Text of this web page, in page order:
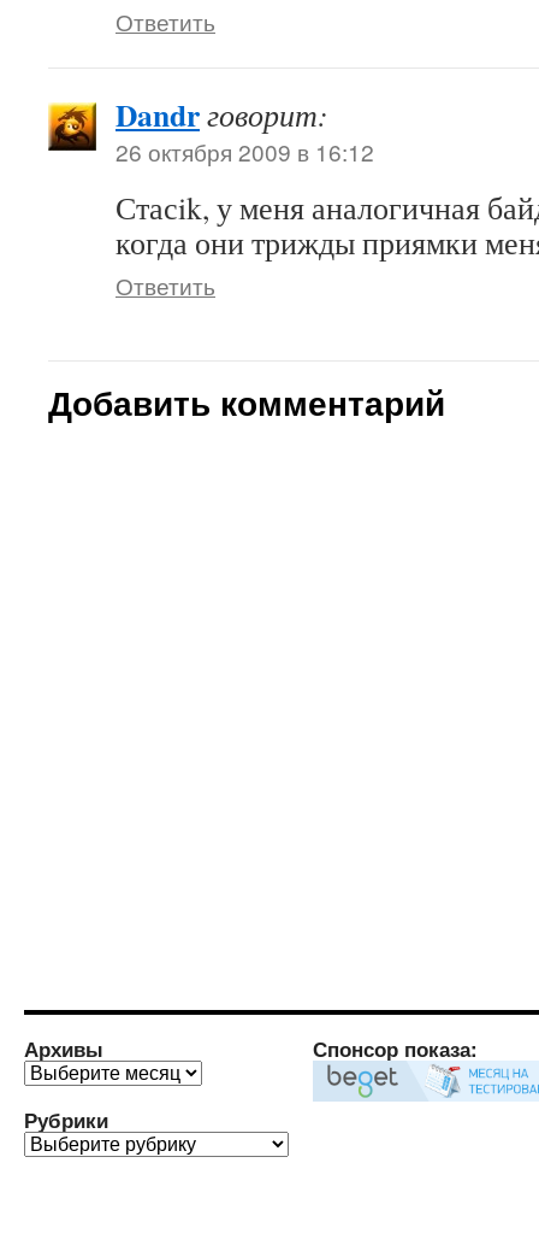
Ответить
Dandrговорит:
26 октября 2009 в 16:12
Стасik, у меня аналогичная
когда они трижды приямки
Ответить
Добавить комментарий
Архивы
Архивы
Рубрики
Рубрики
Спонсор показа: